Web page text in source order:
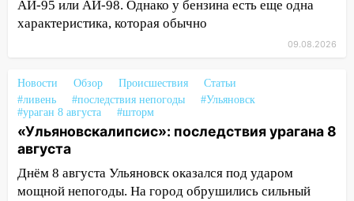
ремонтируют девять мостов: один уже
готов, ещё два — почти завершены
урагана 8 августа
16:38 Прогноз погоды в Ульяновской
области на 9 августа
16:34 Из-за мощной непогоды в
Ульяновске отменили фестиваль «Наше
время»
АИ-95 или АИ-98. Однако у бензина есть еще одна
характеристика, которая обычно
09.08.2026
Новости Обзор Происшествия
Статьи
#ливень
#последствия непогоды
#Ульяновск
#ураган 8 августа
#шторм
«Ульяновскалипсис»: последствия урагана 8
августа
Днём 8 августа Ульяновск оказался под ударом
мощной непогоды. На город обрушились сильный